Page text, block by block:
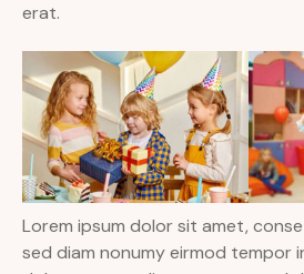
erat.
Lorem ipsum dolor sit amet,
sed diam nonumy eirmod tempor